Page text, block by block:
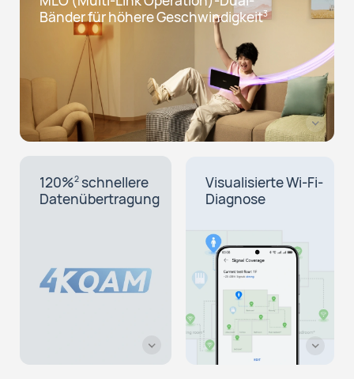
Bänder für höhere Geschwindigkeit3
120%2schnellere
Datenübertragung
Visualisierte Wi-Fi-
Diagnose